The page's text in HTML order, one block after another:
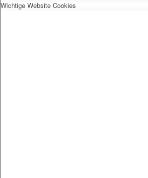
Wichtige Website Cookies